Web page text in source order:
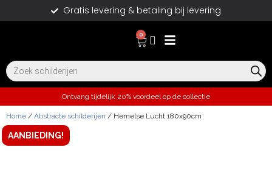
Gratis levering & betaling bij levering
0
Ontvang tijdelijk 20% voordeel op de collectie
Home / Abstracte schilderijen / Hemelse Lucht 180x90cm
AANBIEDING!